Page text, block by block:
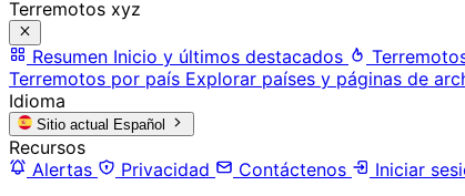
Terremotos xyz
Resumen Inicio y últimos destacados
Terremotos por país Explorar países y páginas de
Idioma
Sitio actual Español
Recursos
Alertas
Privacidad Contáctenos
Iniciar